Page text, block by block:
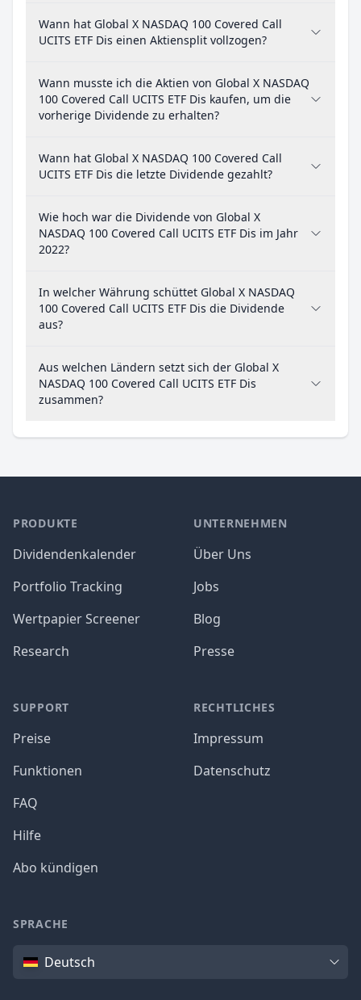
Wann hat Global X NASDAQ 100 Covered Call
UCITS ETF Dis einen Aktiensplit vollzogen?
Wann musste ich die Aktien von Global X NASDAQ
100 Covered Call UCITS ETF Dis kaufen, um die
vorherige Dividende zu erhalten?
Wann hat Global X NASDAQ 100 Covered Call
UCITS ETF Dis die letzte Dividende gezahlt?
Wie hoch war die Dividende von Global X
NASDAQ 100 Covered Call UCITS ETF Dis im Jahr
2022?
In welcher Währung schüttet Global X NASDAQ
100 Covered Call UCITS ETF Dis die Dividende
aus?
Aus welchen Ländern setzt sich der Global X
NASDAQ 100 Covered Call UCITS ETF Dis
zusammen?
PRODUKTE
Dividendenkalender
Portfolio Tracking
Wertpapier Screener
Research
SUPPORT
Preise
Funktionen
FAQ
Hilfe
Abo kündigen
UNTERNEHMEN
Über Uns
Jobs
Blog
Presse
RECHTLICHES
Impressum
Datenschutz
SPRACHE
SpracheDeutsch